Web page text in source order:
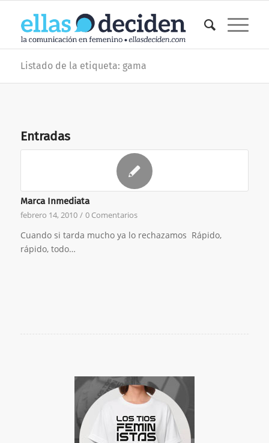
Listado de la etiqueta: gama
Entradas
Marca Inmediata
febrero 14, 2010 / 0 Comentarios
Cuando si tarda mucho ya lo rechazamos Rápido,
rápido, todo…